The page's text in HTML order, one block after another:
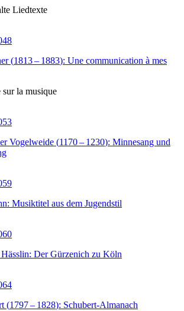
Liedtexte
(1813– 1883): Une communication à mes
la musique
Vogelweide (1170– 1230): Minnesang und
Musiktitel aus dem Jugendstil
Hässlin: Der Gürzenich zu Köln
(1797– 1828): Schubert-Almanach